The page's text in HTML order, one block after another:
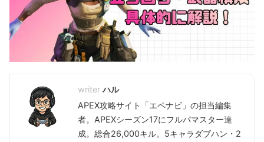
ハル
APEX攻略サイト「エペナビ」の担当編集
者。APEXシーズン17にフルパマスター達
成。総合26,000キル。5キャラダブハン・2